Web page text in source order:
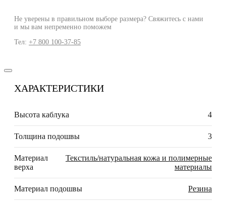
Не уверены в правильном выборе размера? Свяжитесь с нами
и мы вам непременно поможем
Тел: +7 800 100-37-85
ХАРАКТЕРИСТИКИ
Высота каблука 4
Толщина подошвы 3
Материал
верха
Текстиль/натуральная кожа и полимерные
материалы
Материал подошвы Резина